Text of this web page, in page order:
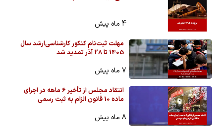
4 ماه پیش
مهلت ثبت‌نام کنکور کارشناسی‌ارشد سال
1405 تا 28 آذر تمدید شد
7 ماه پیش
انتقاد مجلس از تأخیر 6 ماهه در اجرای
ماده 10 قانون الزام به ثبت رسمی
8 ماه پیش